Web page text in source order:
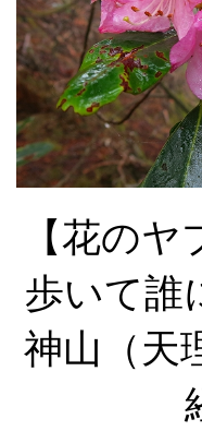
【花の
歩いて誰
神山（天